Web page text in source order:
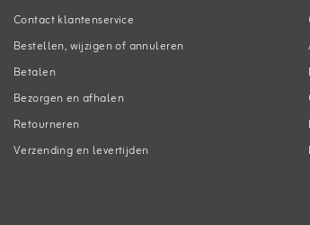
Contact klantenservice
Bestellen, wijzigen of annuleren
Betalen
Bezorgen en afhalen
Retourneren
Verzending en levertijden